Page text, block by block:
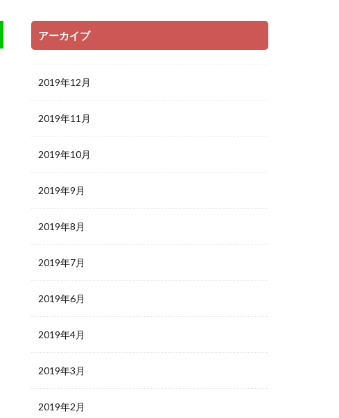
アーカイブ
2019年12月
2019年11月
2019年10月
2019年9月
2019年8月
2019年7月
2019年6月
2019年4月
2019年3月
2019年2月